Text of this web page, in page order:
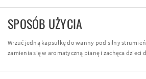
SPOSÓB UŻYCIA
Wrzuć jedną kapsułkę do wanny pod silny
zamienia się w aromatyczną pianę i zachęca dzieci